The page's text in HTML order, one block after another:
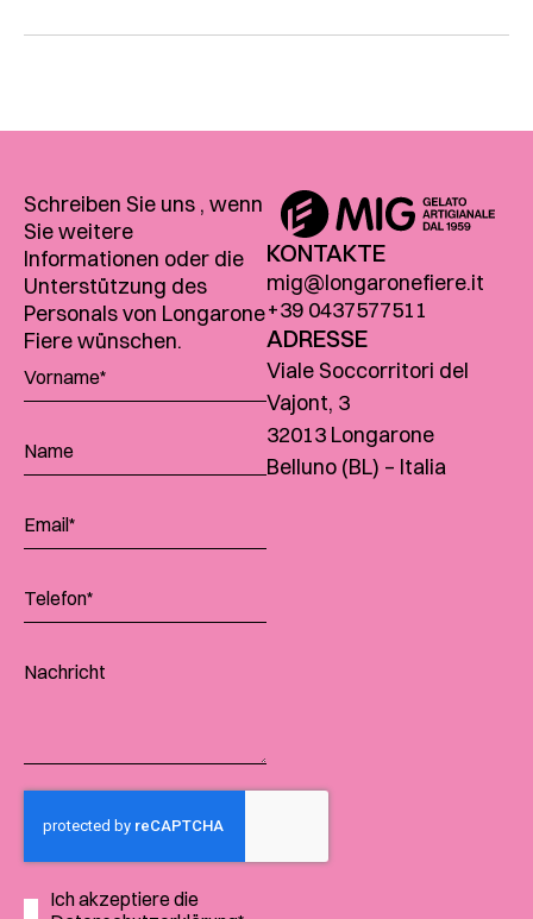
Schreiben Sie uns , wenn
Sie weitere
Informationen oder die
Unterstützung des
Personals von Longarone
Fiere wünschen.
Ich akzeptiere die
KONTAKTE
mig@longaronefiere.it
+39 0437577511
ADRESSE
Viale Soccorritori del
Vajont, 3
32013 Longarone
Belluno (BL) – Italia